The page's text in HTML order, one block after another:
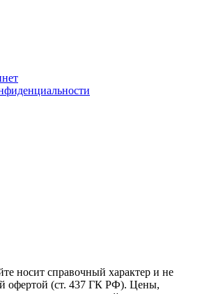
носит справочный характер и не
офертой (ст. 437 ГК РФ). Цены,